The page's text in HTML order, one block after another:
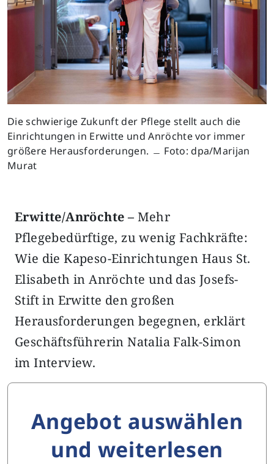
Die schwierige Zukunft der Pflege stellt auch die
Einrichtungen in Erwitte und Anröchte vor immer
größere Herausforderungen. ﹘ Foto: dpa/Marijan
Murat
Erwitte/Anröchte – Mehr
Pflegebedürftige, zu wenig Fachkräfte:
Wie die Kapeso-Einrichtungen Haus St.
Elisabeth in Anröchte und das Josefs-
Stift in Erwitte den großen
Herausforderungen begegnen, erklärt
Geschäftsführerin Natalia Falk-Simon
im Interview.
Angebot auswählen
und weiterlesen